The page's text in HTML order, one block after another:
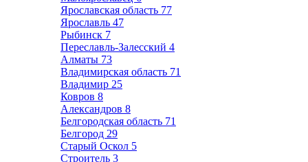
Ярославская область 77
Ярославль 47
Рыбинск 7
Переславль-Залесский 4
Алматы 73
Владимирская область 71
Владимир 25
Ковров 8
Александров 8
Белгородская область 71
Белгород 29
Старый Оскол 5
Строитель 3